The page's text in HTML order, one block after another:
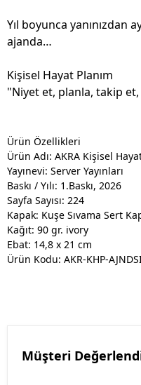
Yıl boyunca yanınızdan
ajanda…
Kişisel Hayat Planım
"Niyet et, planla, takip
Ürün Özellikleri
Ürün Adı: AKRA Kişisel
Yayınevi: Server Yayınları
Baskı / Yılı: 1.Baskı, 2026
Sayfa Sayısı: 224
Kapak: Kuşe Sıvama Sert
Kağıt: 90 gr. ivory
Ebat: 14,8 x 21 cm
Ürün Kodu: AKR-KHP-
Müşteri